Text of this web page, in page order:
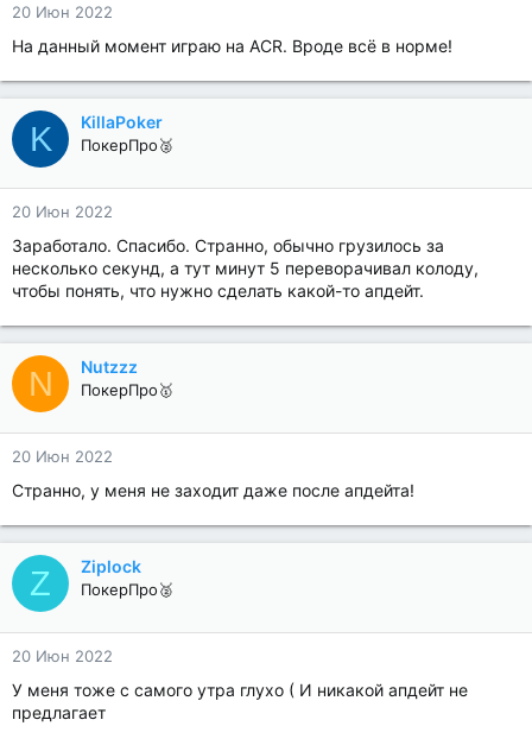
20 Июн 2022
На данный момент играю на ACR. Вроде всё в норме!
K KillaPoker
ПокерПро🥈
20 Июн 2022
Заработало. Спасибо. Странно, обычно грузилось за
несколько секунд, а тут минут 5 переворачивал колоду,
чтобы понять, что нужно сделать какой-то апдейт.
N Nutzzz
ПокерПро🥇
20 Июн 2022
Странно, у меня не заходит даже после апдейта!
Z Ziplock
ПокерПро🥈
20 Июн 2022
У меня тоже с самого утра глухо ( И никакой апдейт не
предлагает